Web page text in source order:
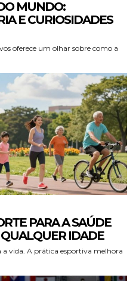
MUNDO:
E CURIOSIDADES
oferece um olhar sobre como a
PARA A SAÚDE
IDADE
vida. A prática esportiva melhora